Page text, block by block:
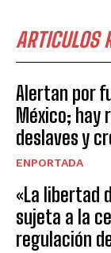
ARTICULOS
Alertan por
México; hay
deslaves y
ENPORTADA
«La libertad
sujeta a la
regulación